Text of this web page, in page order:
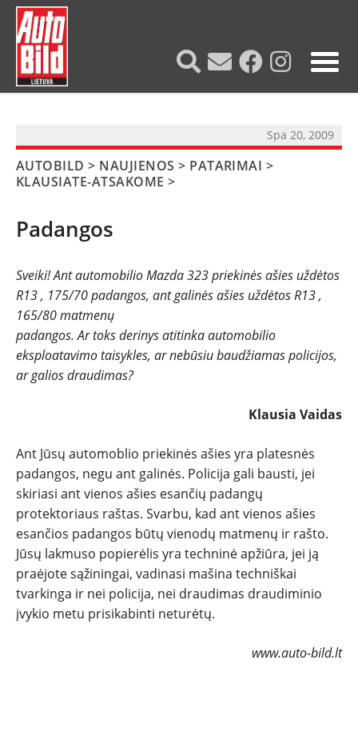
NAUJIENOS
TESTAI
NAUDOTI
REPORTAŽAI
SPORTAS
PATARIMAI
ĮVAIRENYBĖS
Spa 20, 2009
AUTOBILD > NAUJIENOS > PATARIMAI >
KLAUSIATE-ATSAKOME >
Padangos
Sveiki! Ant automobilioMazda 323 priekinės ašies uždėtos
R13 , 175/70 padangos, ant galinės ašies uždėtos R13 ,
165/80 matmenų
padangos. Ar toks derinys atitinka automobilio
eksploatavimo taisykles, ar nebūsiu baudžiamas policijos,
ar galios draudimas?
Klausia Vaidas
Ant Jūsų automoblio priekinės ašies yra platesnės
padangos, negu ant galinės. Policija gali bausti, jei
skiriasi ant vienos ašies esančių padangų
protektoriaus raštas. Svarbu, kad ant vienos ašies
esančios padangos būtų vienodų matmenų ir rašto.
Jūsų lakmuso popierėlis yra techninė apžiūra, jei ją
praėjote sąžiningai, vadinasi mašina techniškai
tvarkinga ir nei policija, nei draudimas draudiminio
įvykio metu prisikabinti neturėtų.
www.auto-bild.lt